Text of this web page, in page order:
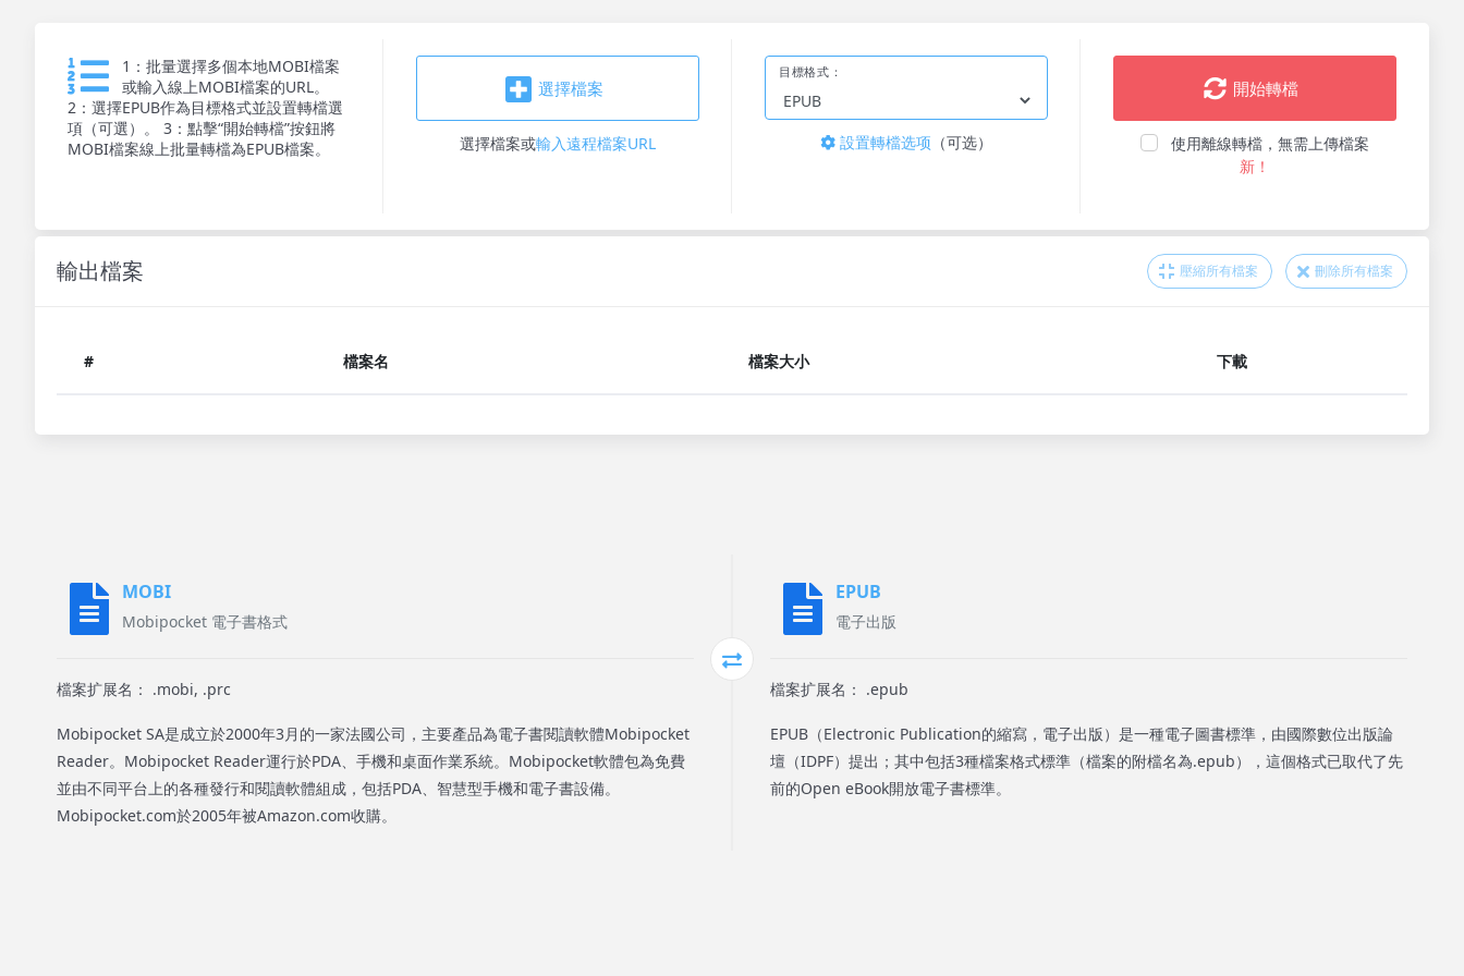
1：批量選擇多個本地MOBI檔案
或輸入線上MOBI檔案的URL。
2：選擇EPUB作為目標格式並設置轉檔選
項（可選）。 3：點擊“開始轉檔”按鈕將
MOBI檔案線上批量轉檔為EPUB檔案。
選擇檔案
選擇檔案或輸入遠程檔案URL
目標格式：
設置轉檔选项 （可选）
開始轉檔
使用離線轉檔，無需上傳檔案
新！
輸出檔案 壓縮所有檔案 刪除所有檔案
# 檔案名 檔案大小 下載
MOBI
Mobipocket 電子書格式
檔案扩展名： .mobi, .prc
Mobipocket SA是成立於2000年3月的一家法國公司，主要產品為電子書閱讀軟體Mobipocket
Reader。Mobipocket Reader運行於PDA、手機和桌面作業系統。Mobipocket軟體包為免費
並由不同平台上的各種發行和閱讀軟體組成，包括PDA、智慧型手機和電子書設備。
Mobipocket.com於2005年被Amazon.com收購。
EPUB
電子出版
檔案扩展名： .epub
EPUB（Electronic Publication的縮寫，電子出版）是一種電子圖書標準，由國際數位出版論
壇（IDPF）提出；其中包括3種檔案格式標準（檔案的附檔名為.epub），這個格式已取代了先
前的Open eBook開放電子書標準。